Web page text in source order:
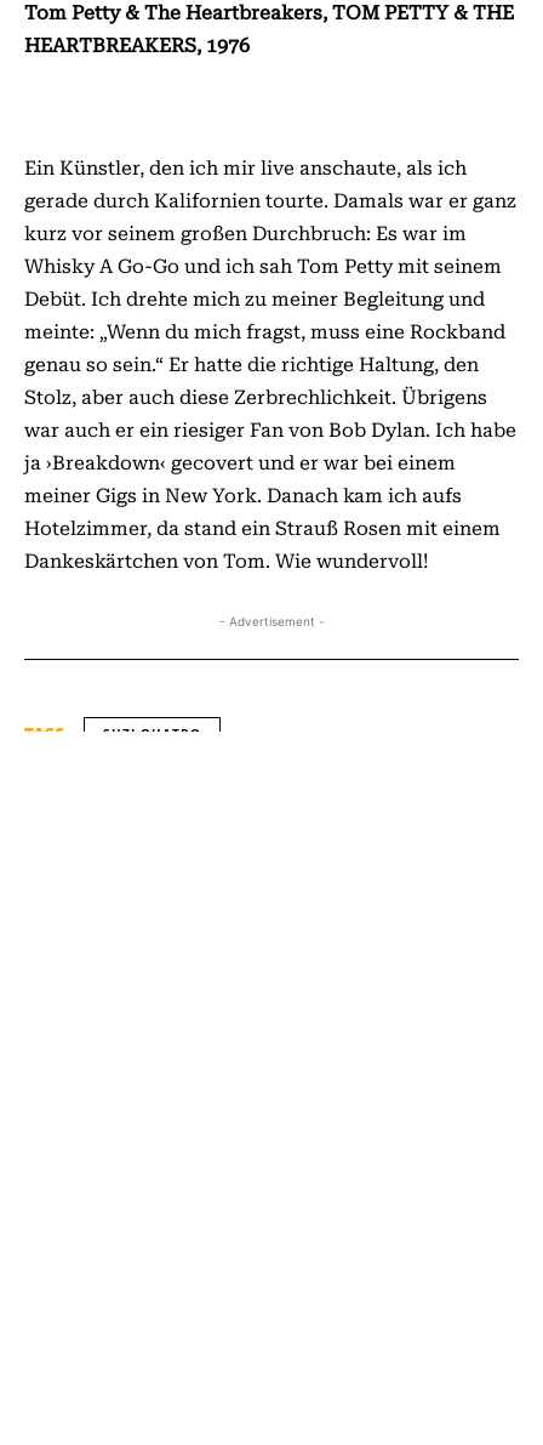
Tom Petty & The Heartbreakers, TOM PETTY & THE
HEARTBREAKERS, 1976
Ein Künstler, den ich mir live anschaute, als ich
gerade durch Kalifornien tourte. Damals war er ganz
kurz vor seinem großen Durchbruch: Es war im
Whisky A Go-Go und ich sah Tom Petty mit seinem
Debüt. Ich drehte mich zu meiner Begleitung und
meinte: „Wenn du mich fragst, muss eine Rockband
genau so sein.“ Er hatte die richtige Haltung, den
Stolz, aber auch diese Zerbrechlichkeit. Übrigens
war auch er ein riesiger Fan von Bob Dylan. Ich habe
ja ›Breakdown‹ gecovert und er war bei einem
meiner Gigs in New York. Danach kam ich aufs
Hotelzimmer, da stand ein Strauß Rosen mit einem
Dankeskärtchen von Tom. Wie wundervoll!
- Advertisement -
TAGS SUZI QUATRO